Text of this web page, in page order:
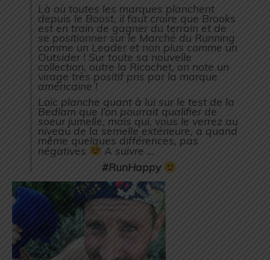
Là où toutes les marques planchent
depuis le Boost, il faut croire que Brooks
est en train de gagner du terrain et de
se positionner sur le Marché du Running
comme un Leader et non plus comme un
Outsider ! Sur toute sa nouvelle
collection, outre la Ricochet, on note un
virage très positif pris par la marque
américaine !
Loïc planche quant à lui sur le test de la
Bedlam que l’on pourrait qualifier de
soeur jumelle, mais qui, vous le verrez au
niveau de la semelle extérieure, a quand
même quelques différences, pas
négatives
A suivre …
#RunHappy